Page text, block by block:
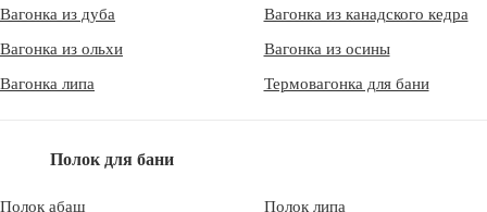
Вагонка из дуба
Вагонка из канадского кедра
Вагонка из ольхи
Вагонка из осины
Вагонка липа
Термовагонка для бани
Полок для бани
Полок абаш Полок липа
820руб